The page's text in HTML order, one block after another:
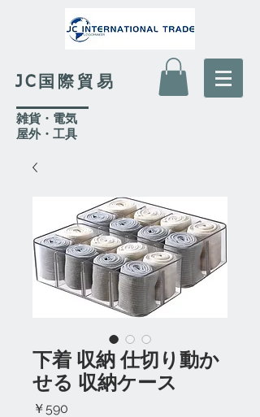
JC国際貿易
​雑貨・電気
​屋外・工具
下着 収納 仕切り動か
せる 収納ケース
￥590